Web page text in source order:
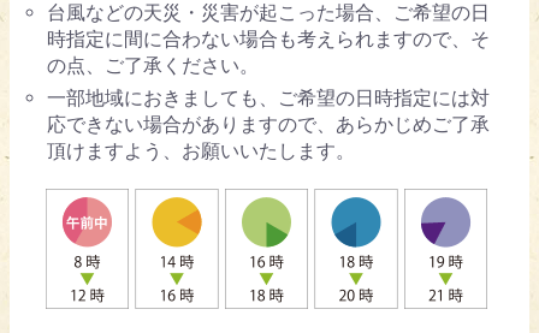
台風などの天災・災害が起こった場合、ご希望の日
時指定に間に合わない場合も考えられますので、そ
の点、ご了承ください。
一部地域におきましても、ご希望の日時指定には対
応できない場合がありますので、あらかじめご了承
頂けますよう、お願いいたします。